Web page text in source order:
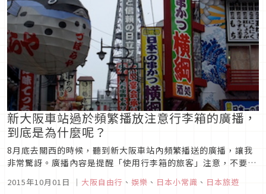
新大阪車站過於頻繁播放注意行李箱的廣播，
到底是為什麼呢？
8月底去關西的時候，聽到新大阪車站內頻繁播送的廣播，讓我
非常驚訝。廣播內容是提醒「使用行李箱的旅客」注意，不要造
播送。我稍微看了一下周圍，因為暑假剛好快結束了，確實有許
2015年10月01日 ｜ 大阪自由行 、 娛樂 、 日本小常識 、 日本旅遊